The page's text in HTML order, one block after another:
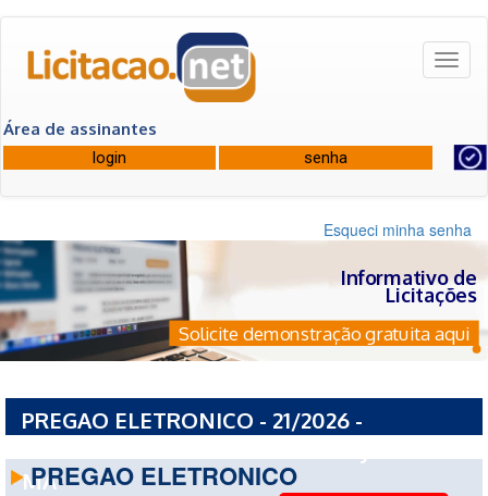
Área de assinantes
Esqueci minha senha
Informativo de
Licitações
Solicite demonstração gratuita aqui
PREGAO ELETRONICO - 21/2026 -
MA
PREGAO ELETRONICO